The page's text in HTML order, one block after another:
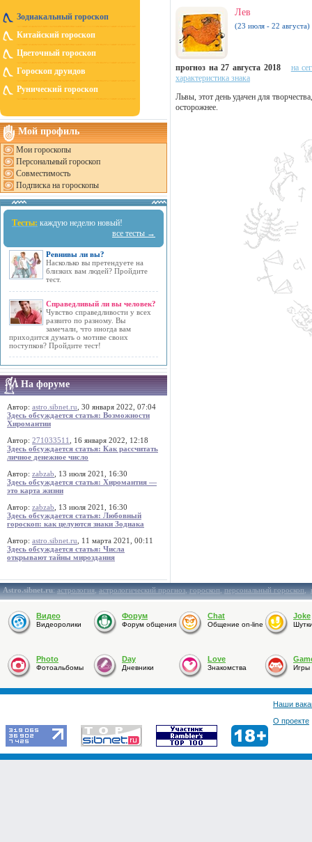
Зодиакальный гороскоп
Китайский гороскоп
Цветочный гороскоп
Гороскоп друидов
Рунический гороскоп
Мой профиль
Мои гороскопы
Персональный гороскоп
Совместимость
Подписка на гороскопы
Тесты: каждую неделю новый!
все тесты →
Ревнивы ли вы?
Насколько вы претендуете на
близких вам людей? Пройдите
тест.
Справедливый ли вы человек?
Чувство справедливости у всех
развито по разному. Вы
замечали, что иногда вам
приходится думать о мотиве своих
поступков? Пройдите тест!
На форуме
Автор: astro.sibnet.ru , 30 января 2022, 07:04
Здесь обсуждается статья: Возможности
Хиромантии
Автор: 271033511
, 16 января 2022, 12:18
Здесь обсуждается статья: Как рассчитать
личное денежное число
Автор: zabzab , 13 июля 2021, 16:30
Здесь обсуждается статья: Хиромантия —
это карта жизни
Автор: zabzab , 13 июля 2021, 16:30
Здесь обсуждается статья: Любовный
гороскоп: как целуются знаки Зодиака
Автор: astro.sibnet.ru , 11 марта 2021, 00:11
Здесь обсуждается статья: Числа
открывают тайны мироздания
Лев
(23 июля - 22 августа)
прогноз на 27 августа 2018
на
характеристика знака
Львы, этот день удачен для
осторожнее.
Astro.sibnet.ru:астрология,астрологический прогноз,гороскоп,персональный гороскоп,
Видео
Видеоролики
Форум
Форум общения
Chat
Общение on-line
Joke
Photo
Фотоальбомы
Day
Дневники
Love
Знакомства Игры
Наши
О проекте